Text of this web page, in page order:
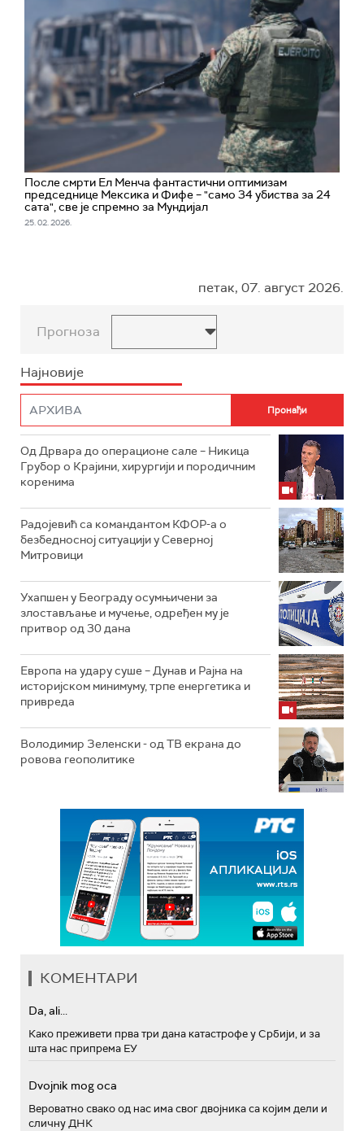
После смрти Ел Менча фантастични оптимизам
председнице Мексика и Фифе – "само 34 убиства за 24
сата", све је спремно за Мундијал
25. 02. 2026.
петак, 07. август 2026.
Прогноза
Најновије
Од Дрвара до операционе сале – Никица
Грубор о Крајини, хирургији и породичним
коренима
Радојевић са командантом КФОР-а о
безбедносној ситуацији у Северној
Митровици
Ухапшен у Београду осумњичени за
злостављање и мучење, одређен му је
притвор од 30 дана
Европа на удару суше – Дунав и Рајна на
историјском минимуму, трпе енергетика и
привреда
Володимир Зеленски - од ТВ екрана до
ровова геополитике
КОМЕНТАРИ
Da, ali...
Како преживети прва три дана катастрофе у Србији, и за
шта нас припрема ЕУ
Dvojnik mog oca
Вероватно свако од нас има свог двојника са којим дели и
сличну ДНК